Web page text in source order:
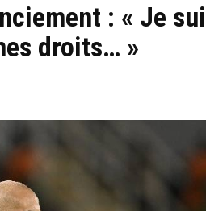
: « Je
droits… »